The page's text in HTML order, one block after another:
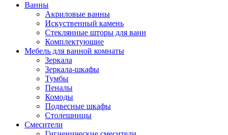
Ванны
Акриловые ванны
Искуственный камень
Стеклянные шторы для ванн
Комплектующие
Мебель для ванной комнаты
Зеркала
Зеркала-шкафы
Тумбы
Пеналы
Комоды
Подвесные шкафы
Столешницы
Смесители